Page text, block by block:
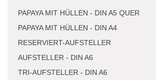
PAPAYA MIT HÜLLEN - DIN A5 QUER
PAPAYA MIT HÜLLEN - DIN A4
RESERVIERT-AUFSTELLER
AUFSTELLER - DIN A6
TRI-AUFSTELLER - DIN A6